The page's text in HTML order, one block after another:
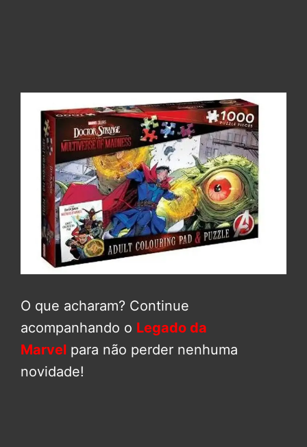
O que acharam? Continue
acompanhando o Legado da
Marvel para não perder nenhuma
novidade!